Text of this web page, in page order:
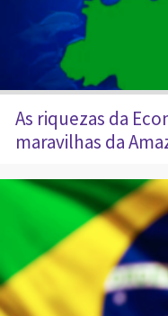
As riquezas da
maravilhas da